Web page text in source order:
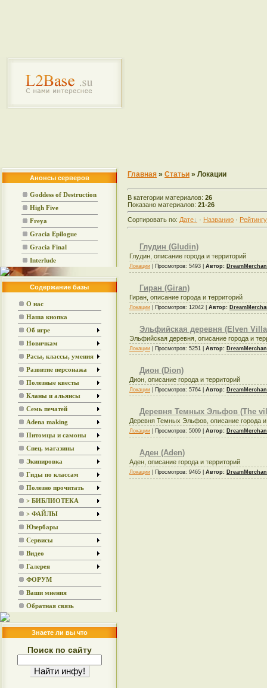
Анонсы серверов
Goddess of Destruction
High Five
Freya
Gracia Epilogue
Gracia Final
Interlude
Содержание базы
О нас
Наша кнопка
Об игре
Новичкам
Расы, классы, умения
Развитие персонажа
Полезные квесты
Кланы и альянсы
Семь печатей
Adena making
Питомцы и самоны
Спец. магазины
Экипировка
Гиды по классам
Полезно прочитать
> БИБЛИОТЕКА
> ФАЙЛЫ
Юзербары
Сервисы
Видео
Галерея
ФОРУМ
Ваши мнения
Обратная связь
Знаете ли вы что
Поиск по сайту
Главная » Статьи » Локации
В категории материалов: 26
Показано материалов: 21-26
Сортировать по: Дате · Названию · Рейтингу
Глудин (Gludin)
Глудин, описание города и территорий
Локации | Просмотров: 5493 | Автор:
Гиран (Giran)
Гиран, описание города и территорий
Локации | Просмотров: 12042 | Автор:
Эльфийская деревня (Elven
Эльфийская деревня, описание города и
Локации | Просмотров: 5251 | Автор:
Дион (Dion)
Дион, описание города и территорий
Локации | Просмотров: 5764 | Автор:
Деревня Темных Эльфов (The
Деревня Темных Эльфов, описание города и
Локации | Просмотров: 5009 | Автор:
Аден (Aden)
Аден, описание города и территорий
Локации | Просмотров: 9465 | Автор: